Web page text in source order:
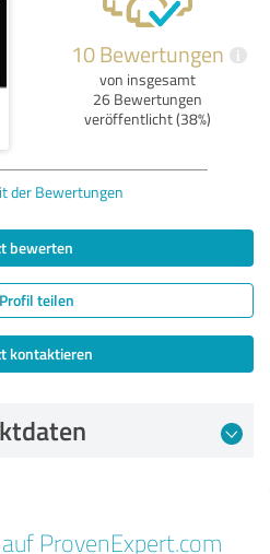
10 Bewertungen i
von insgesamt
26 Bewertungen
veröffentlicht (38%)
der Bewertungen
bewerten
Profil teilen
kontaktieren
ProvenExpert.com